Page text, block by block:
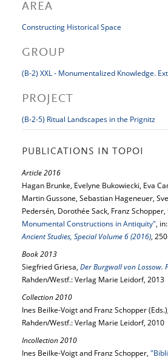
AREA
Constructing Historical Space
GROUP
(B-2) XXL - Monumentalized Knowledge.
PROJECT
(B-2-5) Ritual Landscapes in the Prignitz
PUBLICATIONS IN TOPOI
Article 2016
Hagan Brunke, Evelyne Bukowiecki, Eva
Martin Gussone, Sebastian Hageneuer,
Pedersén, Dorothée Sack, Franz
Monumental Constructions in Antiquity", in:
Ancient Studies, Special Volume 6 (2016),
Book 2013
Siegfried Griesa, Der Burgwall von Lossow.
Rahden/Westf.: Verlag Marie Leidorf, 2013
Collection 2010
Ines Beilke-Voigt and Franz Schopper (Eds.),
Rahden/Westf.: Verlag Marie Leidorf, 2010
Incollection 2010
Ines Beilke-Voigt and Franz Schopper,